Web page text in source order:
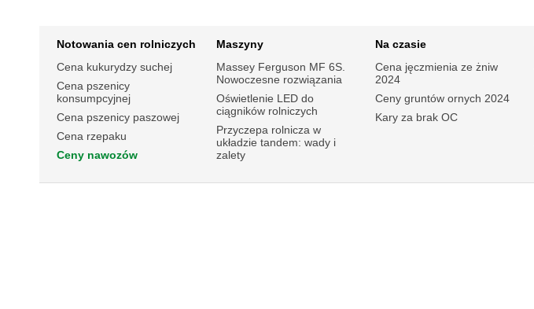
Notowania cen rolniczych
Cena kukurydzy suchej
Cena pszenicy
konsumpcyjnej
Cena pszenicy paszowej
Cena rzepaku
Ceny nawozów
Maszyny
Massey Ferguson MF 6S.
Nowoczesne rozwiązania
Oświetlenie LED do
ciągników rolniczych
Przyczepa rolnicza w
układzie tandem: wady i
zalety
Na czasie
Cena jęczmienia ze żniw
2024
Ceny gruntów ornych 2024
Kary za brak OC